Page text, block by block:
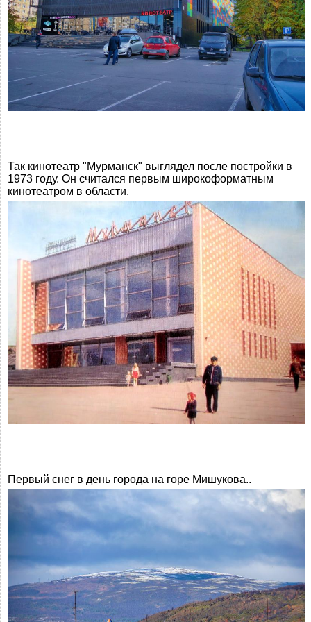
Так кинотеатр "Мурманск" выглядел после постройки в
1973 году. Он считался первым широкоформатным
кинотеатром в области.
Первый снег в день города на горе Мишукова..